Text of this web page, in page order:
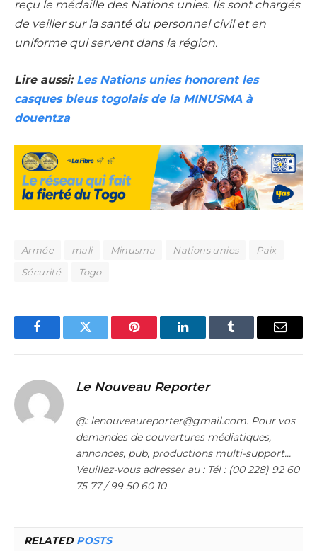
reçu le médaille des Nations unies. Ils sont chargés
de veiller sur la santé du personnel civil et en
uniforme qui servent dans la région.
Lire aussi: Les Nations unies honorent les
casques bleus togolais de la MINUSMA à
douentza
Armée mali Minusma Nations unies
Paix
Sécurité
Togo
FacebookTwitter Pinterest LinkedInTumblr Email
Le Nouveau Reporter
@: lenouveaureporter@gmail.com. Pour vos
demandes de couvertures médiatiques,
annonces, pub, productions multi-support…
Veuillez-vous adresser au : Tél : (00 228) 92 60
75 77 / 99 50 60 10
RELATED POSTS